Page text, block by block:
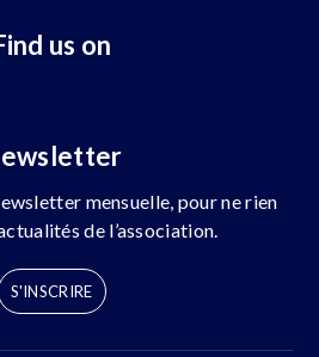
us on
mensuelle, pour ne rien
de l’association.
S'INSCRIRE